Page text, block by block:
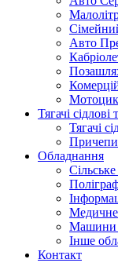
Авто
Тягачі
Тягачі
Причепи
Обладнання
Машини
Інше
Контакт